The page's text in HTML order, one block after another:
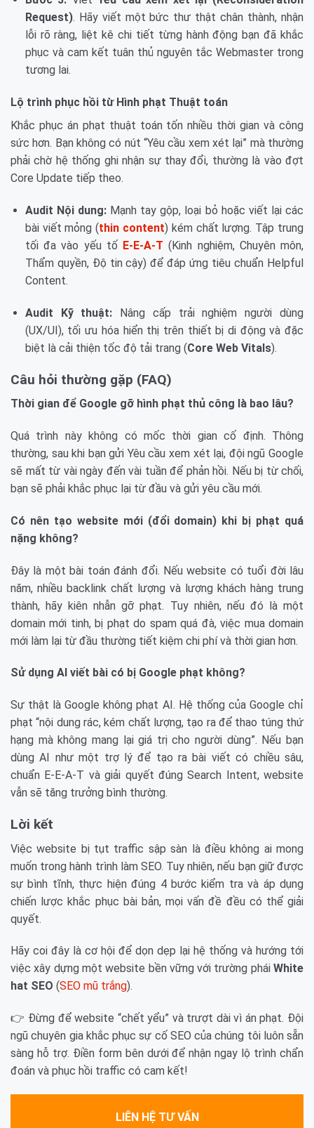
Request). Hãy viết một bức thư thật chân thành, nhận
lỗi rõ ràng, liệt kê chi tiết từng hành động bạn đã khắc
phục và cam kết tuân thủ nguyên tắc Webmaster trong
tương lai.
Lộ trình phục hồi từ Hình phạt Thuật toán
Khắc phục án phạt thuật toán tốn nhiều thời gian và công
sức hơn. Bạn không có nút “Yêu cầu xem xét lại” mà thường
phải chờ hệ thống ghi nhận sự thay đổi, thường là vào đợt
Core Update tiếp theo.
Audit Nội dung: Mạnh tay gộp, loại bỏ hoặc viết lại các
bài viết mỏng (thin content) kém chất lượng. Tập trung
tối đa vào yếu tố E-E-A-T (Kinh nghiệm, Chuyên môn,
Thẩm quyền, Độ tin cậy) để đáp ứng tiêu chuẩn Helpful
Content.
Audit Kỹ thuật: Nâng cấp trải nghiệm người dùng
(UX/UI), tối ưu hóa hiển thị trên thiết bị di động và đặc
biệt là cải thiện tốc độ tải trang (Core Web Vitals).
Câu hỏi thường gặp (FAQ)
Thời gian để Google gỡ hình phạt thủ công là bao lâu?
Quá trình này không có mốc thời gian cố định. Thông
thường, sau khi bạn gửi Yêu cầu xem xét lại, đội ngũ Google
sẽ mất từ vài ngày đến vài tuần để phản hồi. Nếu bị từ chối,
bạn sẽ phải khắc phục lại từ đầu và gửi yêu cầu mới.
Có nên tạo website mới (đổi domain) khi bị phạt quá
nặng không?
Đây là một bài toán đánh đổi. Nếu website có tuổi đời lâu
năm, nhiều backlink chất lượng và lượng khách hàng trung
thành, hãy kiên nhẫn gỡ phạt. Tuy nhiên, nếu đó là một
domain mới tinh, bị phạt do spam quá đà, việc mua domain
mới làm lại từ đầu thường tiết kiệm chi phí và thời gian hơn.
Sử dụng AI viết bài có bị Google phạt không?
Sự thật là Google không phạt AI. Hệ thống của Google chỉ
phạt “nội dung rác, kém chất lượng, tạo ra để thao túng thứ
hạng mà không mang lại giá trị cho người dùng”. Nếu bạn
dùng AI như một trợ lý để tạo ra bài viết có chiều sâu,
chuẩn E-E-A-T và giải quyết đúng Search Intent, website
vẫn sẽ tăng trưởng bình thường.
Lời kết
Việc website bị tụt traffic sập sàn là điều không ai mong
muốn trong hành trình làm SEO. Tuy nhiên, nếu bạn giữ được
sự bình tĩnh, thực hiện đúng 4 bước kiểm tra và áp dụng
chiến lược khắc phục bài bản, mọi vấn đề đều có thể giải
quyết.
Hãy coi đây là cơ hội để dọn dẹp lại hệ thống và hướng tới
việc xây dựng một website bền vững với trường phái White
hat SEO (SEO mũ trắng).
👉 Đừng để website “chết yểu” và trượt dài vì án phạt. Đội
ngũ chuyên gia khắc phục sự cố SEO của chúng tôi luôn sẵn
sàng hỗ trợ. Điền form bên dưới để nhận ngay lộ trình chẩn
đoán và phục hồi traffic có cam kết!
LIÊN HỆ TƯ VẤN